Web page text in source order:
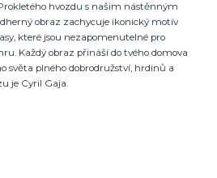
hvozdu s našim nástěnným
obraz zachycuje ikonický motiv
které jsou nezapomenutelné pro
Každý obraz přináší do tvého domova
světa plného dobrodružství, hrdinů a
je Cyril Gaja.